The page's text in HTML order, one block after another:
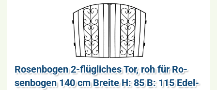
Ro­sen­bo­gen 2-​flüg­li­ches Tor, roh für Ro­
sen­bo­gen 140 cm Brei­te H: 85 B: 115 Edel­